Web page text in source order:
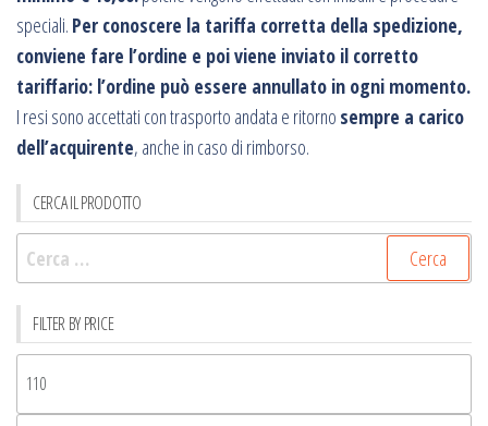
speciali. Per conoscere la tariffa corretta della spedizione,
conviene fare l’ordine e poi viene inviato il corretto
tariffario: l’ordine può essere annullato in ogni momento.
I resi sono accettati con trasporto andata e ritorno sempre a carico
dell’acquirente, anche in caso di rimborso.
CERCA IL PRODOTTO
Ricerca
per:
FILTER BY PRICE